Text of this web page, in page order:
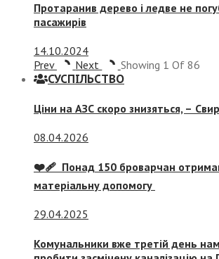
Протаранив дерево і ледве не
пасажирів
14.10.2024
Prev
Next Showing 1 Of 86
СУСПIЛЬСТВО
Ціни на АЗС скоро знизяться, –
08.04.2026
❤️‍🩹 Понад 150 броварчан
матеріальну допомогу
29.04.2025
Комунальники вже третій день